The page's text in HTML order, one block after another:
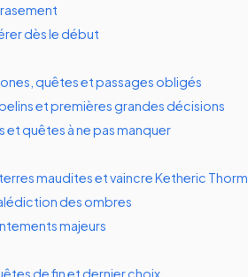
dès le début
quêtes et passages obligés
et premières grandes décisions
quêtes à ne pas manquer
maudites et vaincre Ketheric Thorm
des ombres
majeurs
de fin et dernier choix